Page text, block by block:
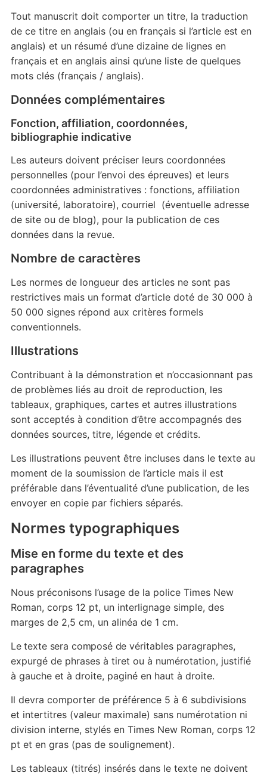
Tout manuscrit doit comporter un titre, la traduction
de ce titre en anglais (ou en français si l’article est en
anglais) et un résumé d’une dizaine de lignes en
français et en anglais ainsi qu’une liste de quelques
mots clés (français / anglais).
Données complémentaires
Fonction, affiliation, coordonnées,
bibliographie indicative
Les auteurs doivent préciser leurs coordonnées
personnelles (pour l’envoi des épreuves) et leurs
coordonnées administratives : fonctions, affiliation
(université, laboratoire), courriel (éventuelle adresse
de site ou de blog), pour la publication de ces
données dans la revue.
Nombre de caractères
Les normes de longueur des articles ne sont pas
restrictives mais un format d’article doté de 30 000 à
50 000 signes répond aux critères formels
conventionnels.
Illustrations
Contribuant à la démonstration et n’occasionnant pas
de problèmes liés au droit de reproduction, les
tableaux, graphiques, cartes et autres illustrations
sont acceptés à condition d’être accompagnés des
données sources, titre, légende et crédits.
Les illustrations peuvent être incluses dans le texte au
moment de la soumission de l’article mais il est
préférable dans l’éventualité d’une publication, de les
envoyer en copie par fichiers séparés.
Normes typographiques
Mise en forme du texte et des
paragraphes
Nous préconisons l’usage de la police Times New
Roman, corps 12 pt, un interlignage simple, des
marges de 2,5 cm, un alinéa de 1 cm.
Le texte sera composé devéritables paragraphes,
expurgé de phrases à tiret ou à numérotation, justifié
à gauche et à droite, paginé en haut à droite.
Il devra comporter de préférence 5 à 6 subdivisions
et intertitres (valeur maximale) sans numérotation ni
division interne, stylés en Times New Roman, corps 12
pt et en gras (pas de soulignement).
Les tableaux (titrés) insérés dans le texte ne doivent